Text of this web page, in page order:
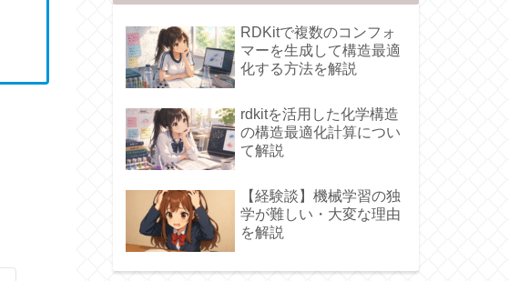
RDKitで複数のコンフォ
マーを生成して構造最適
化する方法を解説
rdkitを活用した化学構造
の構造最適化計算につい
て解説
【経験談】機械学習の独
学が難しい・大変な理由
を解説